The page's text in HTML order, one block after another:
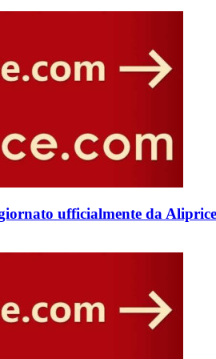
ufficialmente da